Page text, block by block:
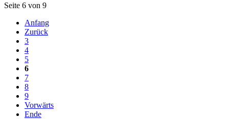
Seite 6 von 9
Anfang
Zurück
3
4
5
6
7
8
9
Vorwärts
Ende